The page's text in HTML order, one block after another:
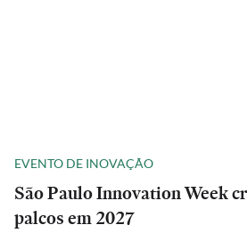
EVENTO DE INOVAÇÃO
São Paulo Innovation Week
palcos em 2027